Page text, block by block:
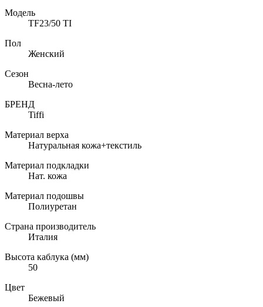
Модель
TF23/50 TI
Пол
Женский
Сезон
Весна-лето
БРЕНД
Tiffi
Материал верха
Натуральная кожа+текстиль
Материал подкладки
Нат. кожа
Материал подошвы
Полиуретан
Страна производитель
Италия
Высота каблука (мм)
50
Цвет
Бежевый